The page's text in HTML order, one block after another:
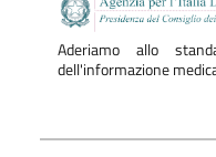
Aderiamo allo
dell'informazione